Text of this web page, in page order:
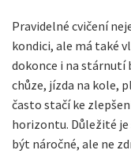
Pravidelné cvičení
kondici, ale má také
dokonce i na stárnutí
chůze, jízda na kole,
často stačí ke
horizontu. Důležité je
být náročné, ale ne